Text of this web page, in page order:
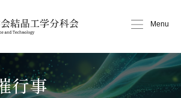
Menu
行事